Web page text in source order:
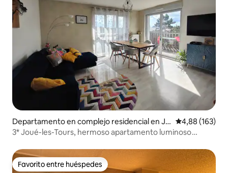
Departamento en complejo residencial en Jo
ué-lès-Tours
Calificación
4,88 (163)
3* Joué-les-Tours, hermoso apartamento luminoso
Favorito entre huéspedes
Favorito entre huéspedes